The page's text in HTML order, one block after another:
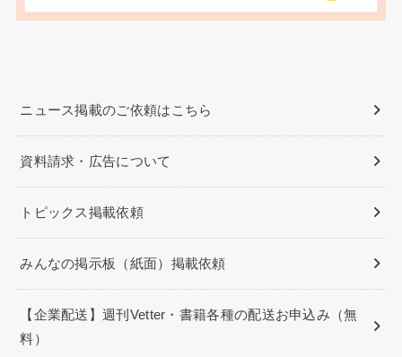
ニュース掲載のご依頼はこちら
資料請求・広告について
トピックス掲載依頼
みんなの掲示板（紙面）掲載依頼
【企業配送】週刊Vetter・書籍各種の配送お申込み（無
料）